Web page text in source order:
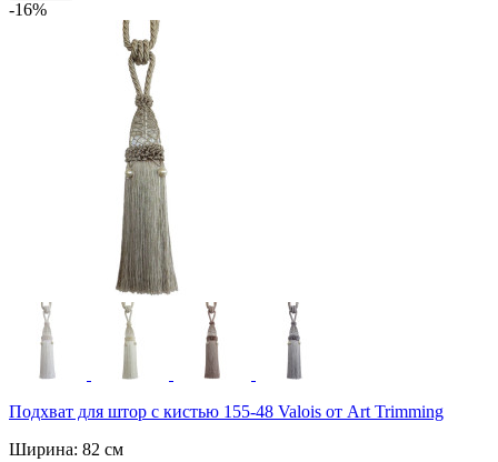
-16%
Подхват для штор с кистью 155-48 Valois от Art Trimming
Ширина: 82 см